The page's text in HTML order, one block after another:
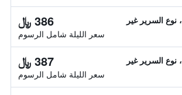
Executive room، نوع السرير غير
386 ﷼
سعر الليلة شامل الرسوم
Executive room، نوع السرير غير
387 ﷼
سعر الليلة شامل الرسوم